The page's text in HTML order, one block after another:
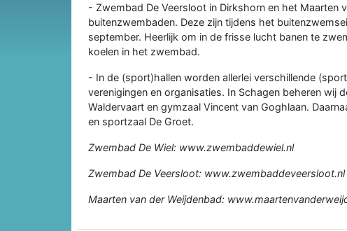
- Zwembad De Veersloot in Dirkshorn en het Maarten
buitenzwembaden. Deze zijn tijdens het
september. Heerlijk om in de frisse lucht banen te
koelen in het zwembad.
- In de (sport)hallen worden allerlei verschillende
verenigingen en organisaties. In Schagen beheren wij
Waldervaart en gymzaal Vincent van Goghlaan.
en sportzaal De Groet.
Zwembad De Wiel: www.zwembaddewiel.nl
Zwembad De Veersloot: www.zwembaddeveersloot.nl
Maarten van der Weijdenbad: